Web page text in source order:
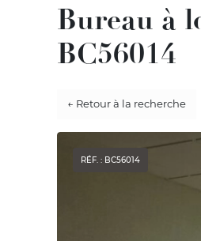
Bureau à
BC56014
← Retour à la recherche
RÉF. : BC56014